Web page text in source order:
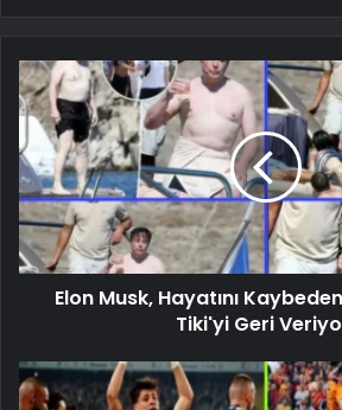
Elon Musk, Hayatını
Tiki'yi Geri